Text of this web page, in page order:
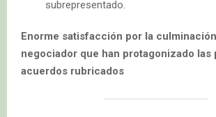
subrepresentado.
Enorme satisfacción por la
negociador que han protagonizado las
acuerdos rubricados